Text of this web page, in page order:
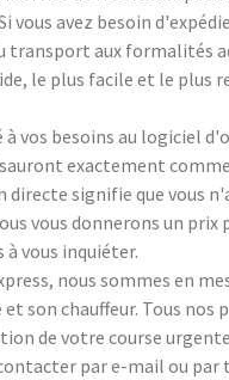
avez besoin
transport aux formalités
le plus facile et le plus
à vos besoins au logiciel
exactement
signifie que vous
vous donnerons un
à vous inquiéter.
nous sommes en
son chauffeur. Tous
de votre course
par e-mail ou par